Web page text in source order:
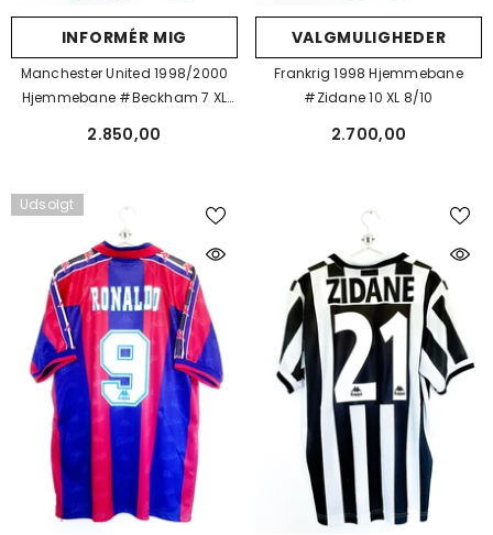
INFORMÉR MIG
Manchester United 1998/2000
Hjemmebane #Beckham 7 XL
2.850,00
VALGMULIGHEDER
Frankrig 1998 Hjemmebane
#Zidane 10 XL 8/10
2.700,00
Udsolgt